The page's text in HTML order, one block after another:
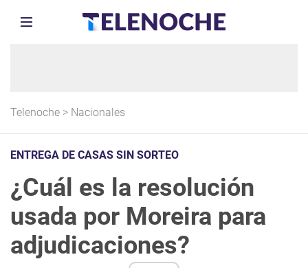
Telenoche > Nacionales
ENTREGA DE CASAS SIN SORTEO
¿Cuál es la resolución
usada por Moreira para
adjudicaciones?